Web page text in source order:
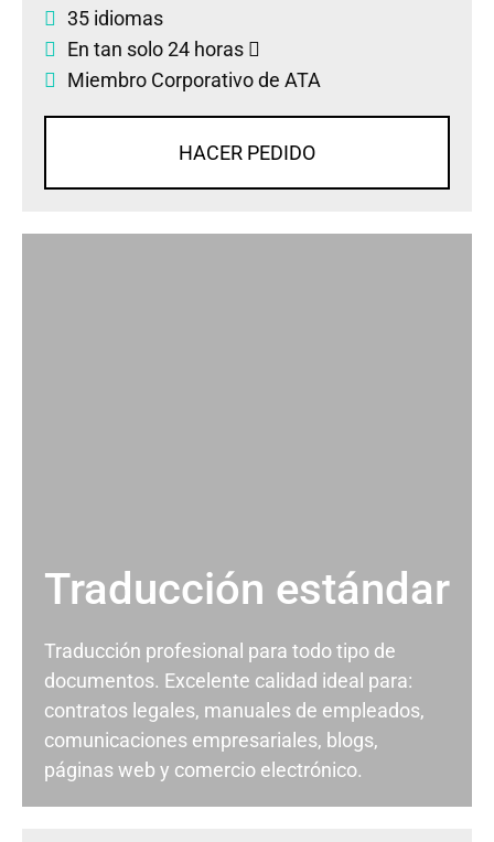
35 idiomas
En tan solo 24 horas
Miembro Corporativo de ATA
HACER PEDIDO
Traducción estándar
Traducción profesional para todo tipo de
documentos. Excelente calidad ideal para:
contratos legales, manuales de empleados,
comunicaciones empresariales, blogs,
páginas web y comercio electrónico.